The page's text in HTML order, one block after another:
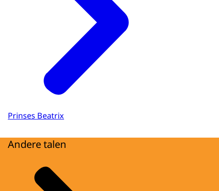
Prinses Beatrix
Andere talen